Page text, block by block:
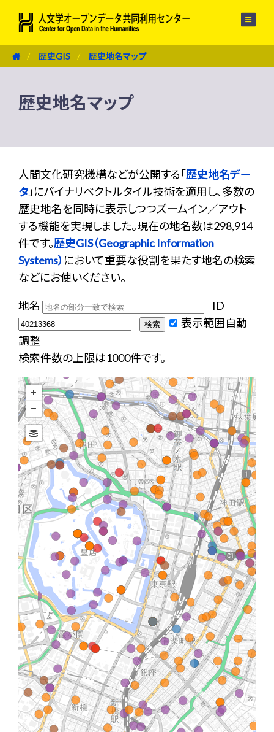
歴史GIS 歴史地名マップ
歴史地名マップ
人間文化研究機構などが公開する「歴史地名デー
タ 」にバイナリベクトルタイル技術を適用し、多数の
歴史地名を同時に表示しつつズームイン／アウト
する機能を実現しました。現在の地名数は298,914
件です。歴史GIS（Geographic Information
Systems） において重要な役割を果たす地名の検索
などにお使いください。
地名
ID
表示範囲自動
調整
検索件数の上限は1000件です。